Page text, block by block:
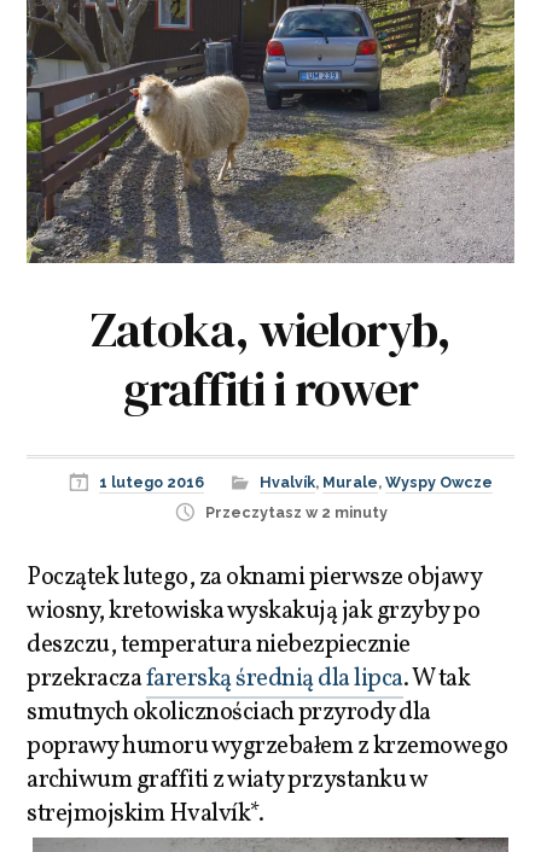
Zatoka, wieloryb,
graffiti i rower
1 lutego 2016 Hvalvík, Murale, Wyspy Owcze
Przeczytasz w 2 minuty
Początek lutego, za oknami pierwsze objawy
wiosny, kretowiska wyskakują jak grzyby po
deszczu, temperatura niebezpiecznie
przekraczafarerską średnią dla lipca. W tak
smutnych okolicznościach przyrody dla
poprawy humoru wygrzebałem z krzemowego
archiwum graffiti z wiaty przystanku w
strejmojskim Hvalvík*.